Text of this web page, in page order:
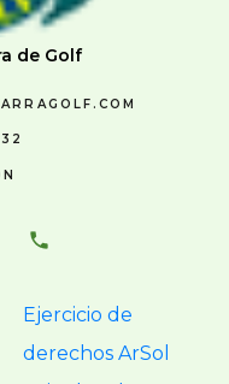
de Golf
Ejercicio de
derechos ArSol